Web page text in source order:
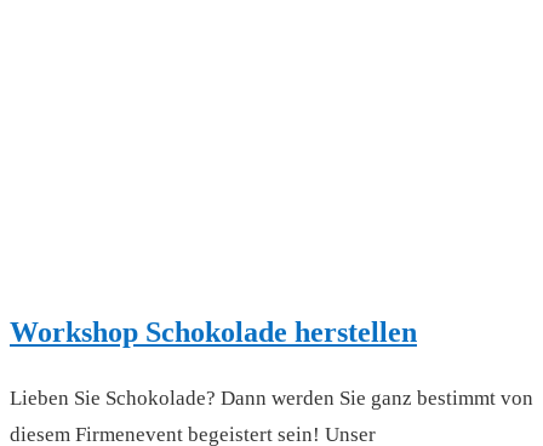
Workshop Schokolade herstellen
Lieben Sie Schokolade? Dann werden Sie ganz bestimmt von
diesem Firmenevent begeistert sein! Unser